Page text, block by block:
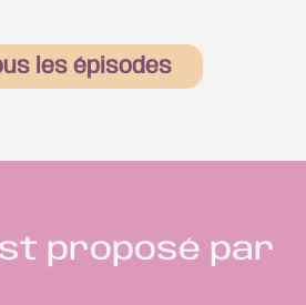
les épisodes
proposé par